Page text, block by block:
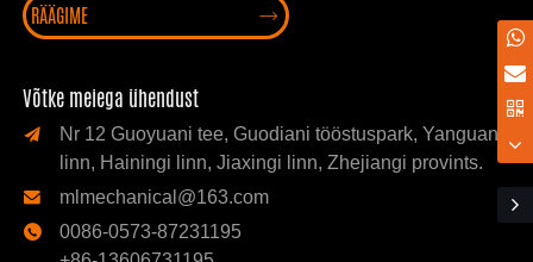
RÄÄGIME 
Võtke meiega ühendust

Nr 12 Guoyuani tee, Guodiani tööstuspark, Yanguani
linn, Hainingi linn, Jiaxingi linn, Zhejiangi provints.
 mlmechanical@163.com

0086-0573-87231195